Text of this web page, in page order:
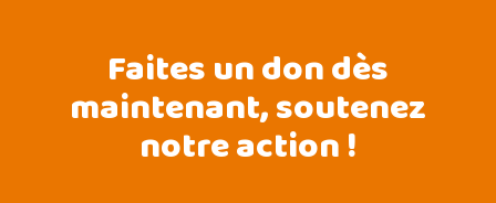
Faites un don dès
maintenant, soutenez
notre action !